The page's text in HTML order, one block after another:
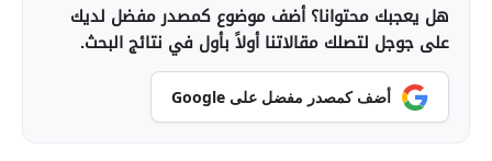
هل يعجبك محتوانا؟ أضف موضوع كمصدر مفضل لديك
على جوجل لتصلك مقالاتنا أولاً بأول في نتائج البحث.
أضف كمصدر مفضل على Google